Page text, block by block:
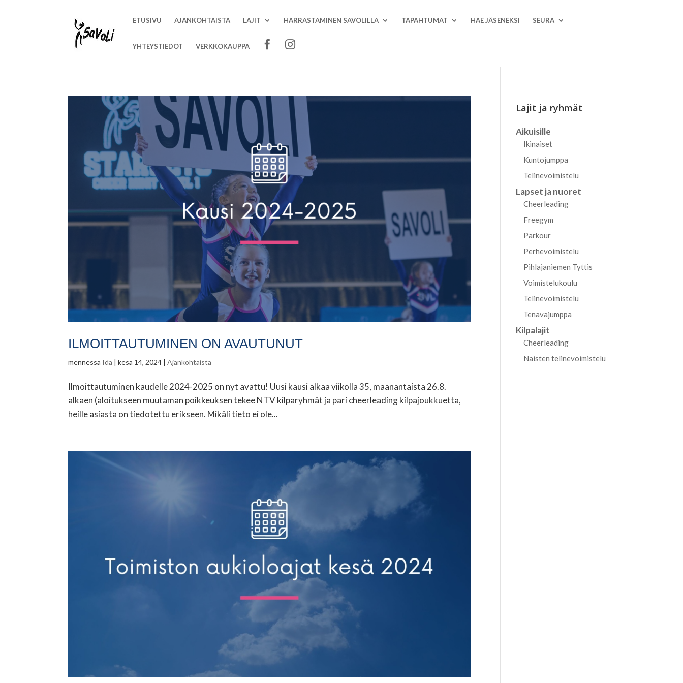
ETUSIVU AJANKOHTAISTA LAJIT HARRASTAMINEN SAVOLILLA TAPAHTUMAT HAE JÄSENEKSI SEURA
YHTEYSTIEDOT VERKKOKAUPPA
ILMOITTAUTUMINEN ON AVAUTUNUT
mennessä Ida |kesä 14, 2024 |Ajankohtaista
Ilmoittautuminen kaudelle 2024-2025 on nyt avattu! Uusi kausi alkaa viikolla 35, maanantaista 26.8.
alkaen (aloitukseen muutaman poikkeuksen tekee NTV kilparyhmät ja pari cheerleading kilpajoukkuetta,
heille asiasta on tiedotettu erikseen. Mikäli tieto ei ole...
Lajit ja ryhmät
Aikuisille
Ikinaiset
Kuntojumppa
Telinevoimistelu
Lapset ja nuoret
Cheerleading
Freegym
Parkour
Perhevoimistelu
Pihlajaniemen Tyttis
Voimistelukoulu
Telinevoimistelu
Tenavajumppa
Kilpalajit
Cheerleading
Naisten telinevoimistelu